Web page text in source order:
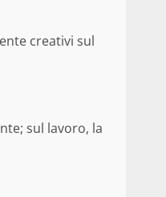
creativi sul
sul lavoro, la